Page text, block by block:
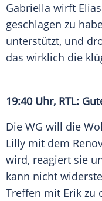
Gabriella wirft
geschlagen zu
unterstützt, und
das wirklich die
19:40 Uhr, RTL:
Die WG will die
Lilly mit dem
wird, reagiert sie
kann nicht
Treffen mit Erik zu